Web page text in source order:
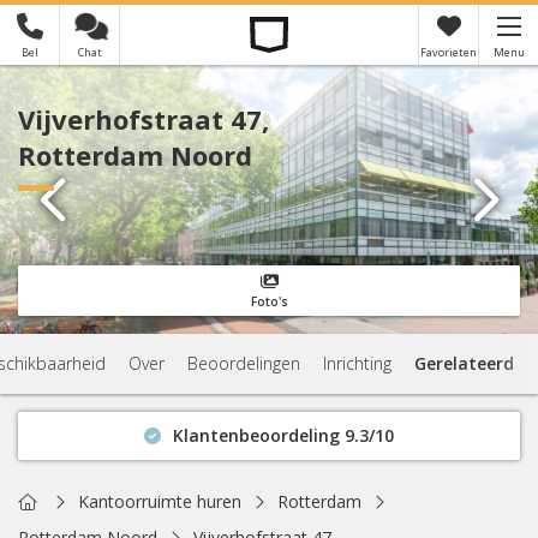
Bel Chat Favorieten Menu
Je hebt nog geen favorieten
Vijverhofstraat 47,
Rotterdam Noord
Foto's
Over Beoordelingen Inrichting Gerelateerd
Klantenbeoordeling 9.3/10
Actuele beschikbaarheid
HomeKantoorruimte huren
Rotterdam